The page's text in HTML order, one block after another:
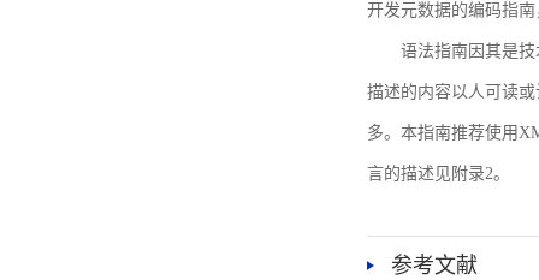
开发元数据的编码指
语法指南因其是
描述的内容以人可读
多。本指南推荐使用
言的描述见附录2。
参考文献